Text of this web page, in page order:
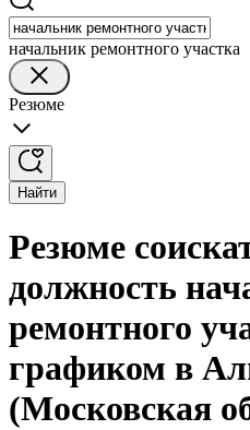
начальник ремонтного участка
Резюме
Найти
Резюме
должность
ремонтного
графиком в
(Московская